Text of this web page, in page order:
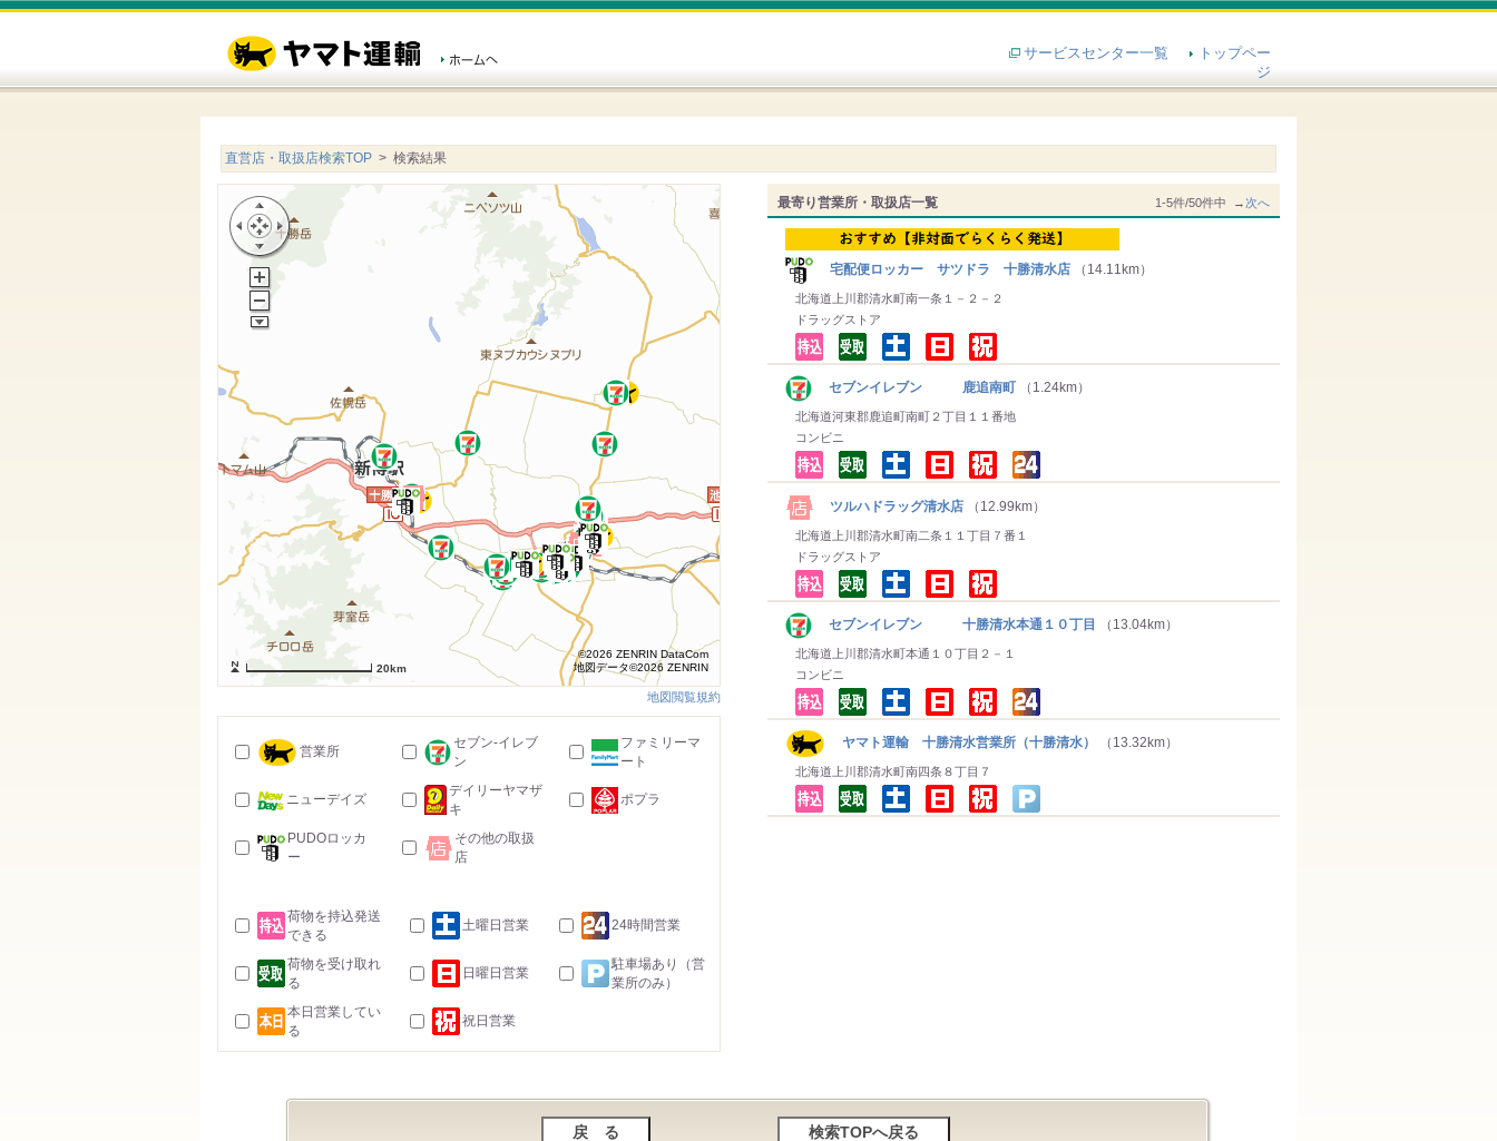
サービスセンター一覧
トップペー
ジ
直営店・取扱店検索TOP > 検索結果
最寄り営業所・取扱店一覧 1-5件/50件中 →次へ
宅配便ロッカー サツドラ 十勝清水店 （14.11km）
北海道上川郡清水町南一条１－２－２
ドラッグストア
セブンイレブン 鹿追南町 （1.24km）
北海道河東郡鹿追町南町２丁目１１番地
コンビニ
ツルハドラッグ清水店 （12.99km）
北海道上川郡清水町南二条１１丁目７番１
ドラッグストア
セブンイレブン 十勝清水本通１０丁目 （13.04km）
北海道上川郡清水町本通１０丁目２－１
コンビニ
ヤマト運輸 十勝清水営業所（十勝清水） （13.32km）
北海道上川郡清水町南四条８丁目７
20km
©2026 ZENRIN DataCom
地図データ©2026 ZENRIN
地図閲覧規約
営業所
セブン-イレブ
ン
ファミリーマ
ート
ニューデイズ
デイリーヤマザ
キ
ポプラ
PUDOロッカ
ー
その他の取扱
店
荷物を持込発送
できる
土曜日営業 24時間営業
荷物を受け取れ
る
日曜日営業
駐車場あり（営
業所のみ）
本日営業してい
る
祝日営業